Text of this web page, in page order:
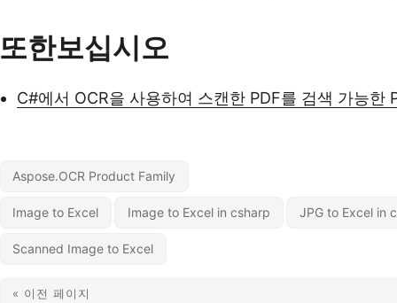
또한보십시오
C#에서 OCR을 사용하여 스캔한 PDF를 검색 가능한
Aspose.OCR Product Family
Image to Excel Image to Excel in csharp JPG to Excel in
Scanned Image to Excel
« 이전 페이지